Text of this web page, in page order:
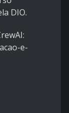
DIO.
e-